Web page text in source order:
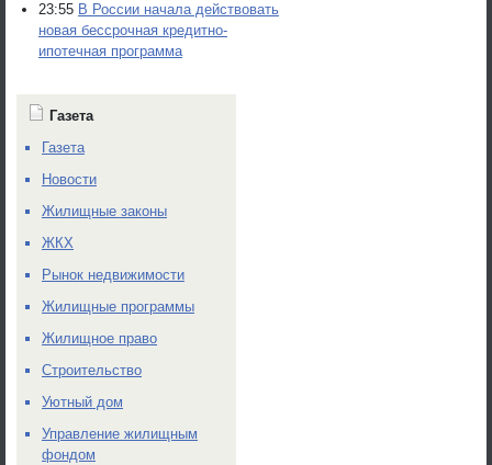
23:55 В России начала действовать
новая бессрочная кредитно-
ипотечная программа
Газета
Газета
Новости
Жилищные законы
ЖКХ
Рынок недвижимости
Жилищные программы
Жилищное право
Строительство
Уютный дом
Управление жилищным
фондом